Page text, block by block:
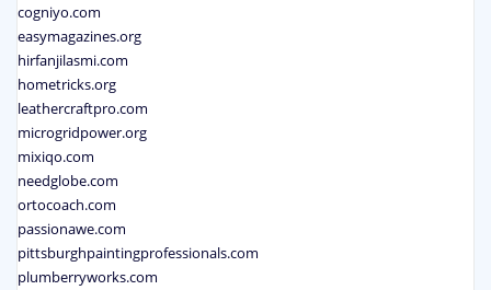
cogniyo.com
easymagazines.org
hirfanjilasmi.com
hometricks.org
leathercraftpro.com
microgridpower.org
mixiqo.com
needglobe.com
ortocoach.com
passionawe.com
pittsburghpaintingprofessionals.com
plumberryworks.com